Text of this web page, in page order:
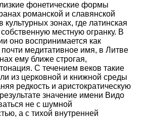
фонетические формы
романской и славянской
зонах, где латинская
местную огранку. В
оно воспринимается как
почти медитативное имя, в Литве
ему ближе строгая,
С течением веков такие
из церковной и книжной среды
редкость и аристократическую
значение имени Видо
не с шумной
а с тихой внутренней